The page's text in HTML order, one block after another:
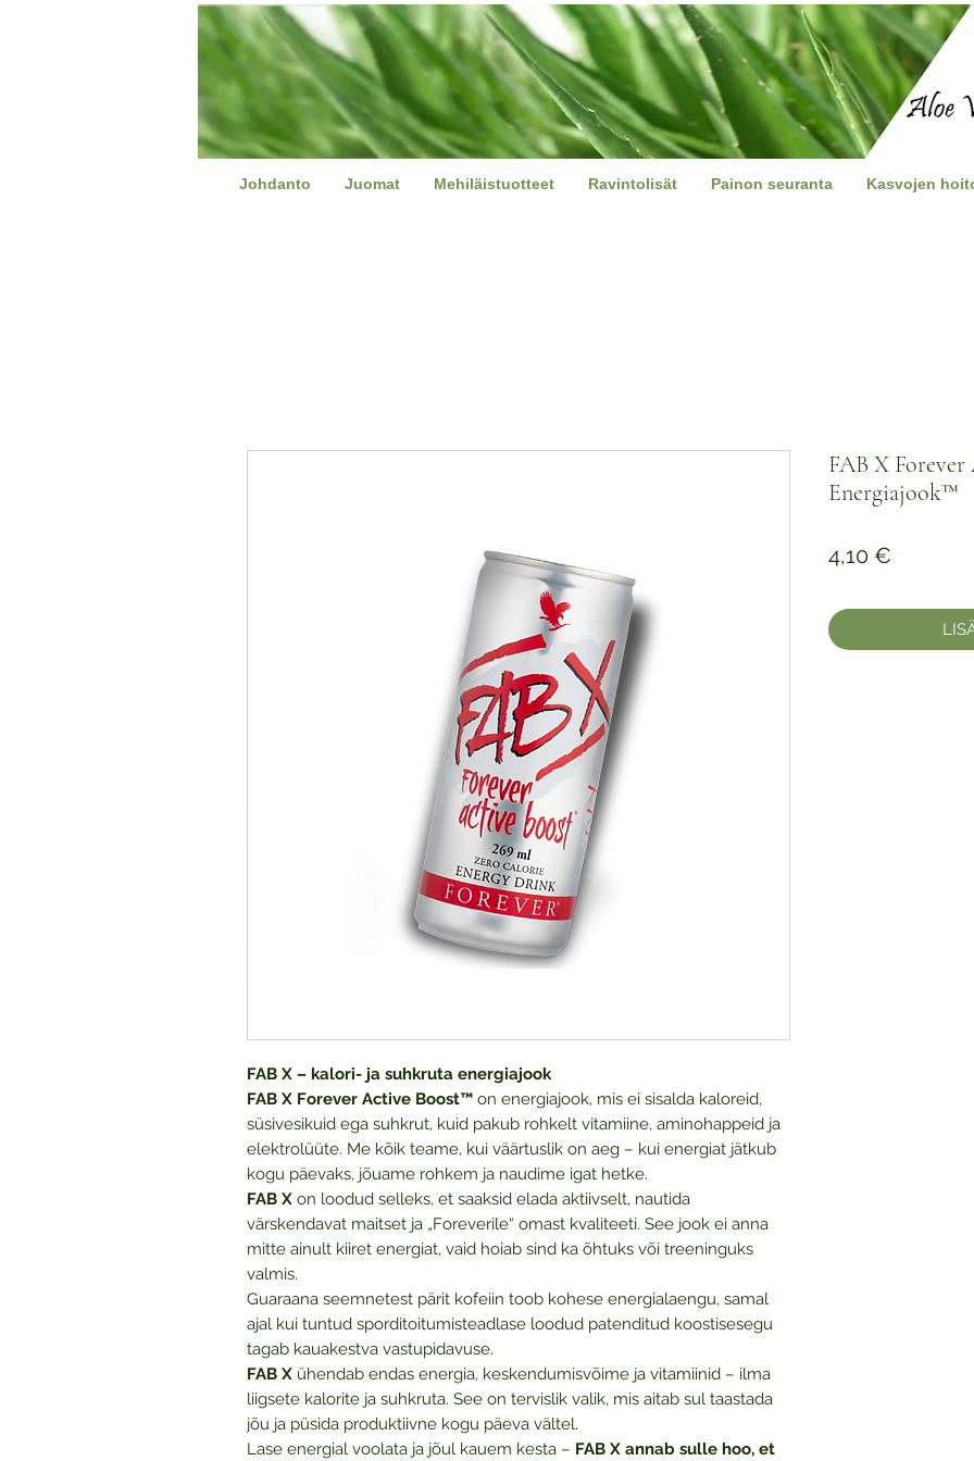
Johdanto Juomat Mehiläistuotteet Ravintolisät Painon seuranta Kasvojen
FAB X – kalori- ja suhkruta energiajook
FAB X Forever Active Boost™ on energiajook, mis ei sisalda kaloreid,
süsivesikuid ega suhkrut, kuid pakub rohkelt vitamiine, aminohappeid ja
elektrolüüte. Me kõik teame, kui väärtuslik on aeg – kui energiat jätkub
kogu päevaks, jõuame rohkem ja naudime igat hetke.
FAB X on loodud selleks, et saaksid elada aktiivselt, nautida
värskendavat maitset ja „Foreverile“ omast kvaliteeti. See jook ei anna
mitte ainult kiiret energiat, vaid hoiab sind ka õhtuks või treeninguks
valmis.
Guaraana seemnetest pärit kofeiin toob kohese energialaengu, samal
ajal kui tuntud sporditoitumisteadlase loodud patenditud koostisesegu
tagab kauakestva vastupidavuse.
FAB X ühendab endas energia, keskendumisvõime ja vitamiinid – ilma
liigsete kalorite ja suhkruta. See on tervislik valik, mis aitab sul taastada
jõu ja püsida produktiivne kogu päeva vältel.
Lase energial voolata ja jõul kauem kesta – FAB X annab sulle hoo, et
FAB X
Energiajook™
4,10 €